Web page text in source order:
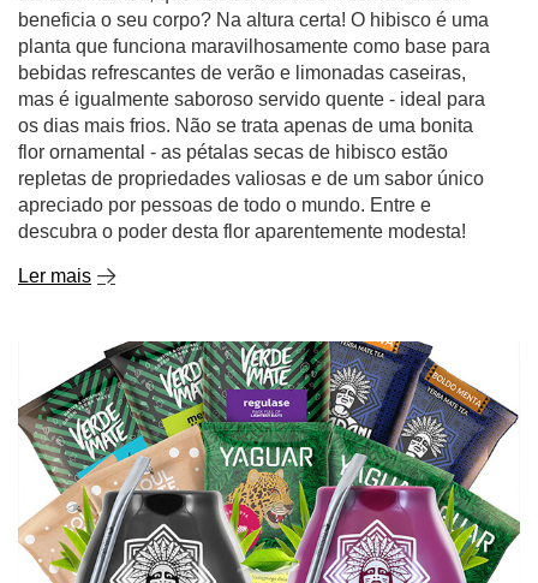
os dias mais frios. Não se trata apenas de uma bonita
flor ornamental - as pétalas secas de hibisco estão
repletas de propriedades valiosas e de um sabor único
apreciado por pessoas de todo o mundo. Entre e
descubra o poder desta flor aparentemente modesta!
Ler mais
Primeiros passos com a erva-mate? Comece com